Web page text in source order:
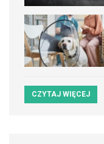
CZYTAJ WIĘCEJ